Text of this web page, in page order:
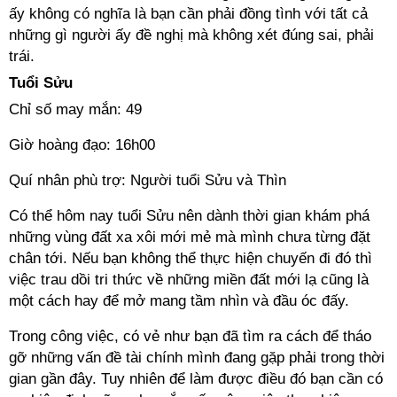
ấy không có nghĩa là bạn cần phải đồng tình với tất cả
những gì người ấy đề nghị mà không xét đúng sai, phải
trái.
Tuổi Sửu
Chỉ số may mắn: 49
Giờ hoàng đạo: 16h00
Quí nhân phù trợ: Người tuổi Sửu và Thìn
Có thể hôm nay tuổi Sửu nên dành thời gian khám phá
những vùng đất xa xôi mới mẻ mà mình chưa từng đặt
chân tới. Nếu bạn không thể thực hiện chuyến đi đó thì
việc trau dồi tri thức về những miền đất mới lạ cũng là
một cách hay để mở mang tầm nhìn và đầu óc đấy.
Trong công việc, có vẻ như bạn đã tìm ra cách để tháo
gỡ những vấn đề tài chính mình đang gặp phải trong thời
gian gần đây. Tuy nhiên để làm được điều đó bạn cần có